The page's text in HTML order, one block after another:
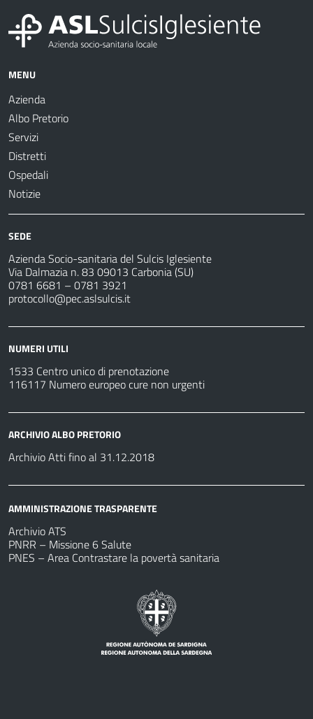
MENU
Azienda
Albo Pretorio
Servizi
Distretti
Ospedali
Notizie
SEDE
Azienda Socio-sanitaria del Sulcis Iglesiente
Via Dalmazia n. 83 09013 Carbonia (SU)
0781 6681 – 0781 3921
protocollo@pec.aslsulcis.it
NUMERI UTILI
1533 Centro unico di prenotazione
116117 Numero europeo cure non urgenti
ARCHIVIO ALBO PRETORIO
Archivio Atti fino al 31.12.2018
AMMINISTRAZIONE TRASPARENTE
Archivio ATS
PNRR – Missione 6 Salute
PNES – Area Contrastare la povertà sanitaria